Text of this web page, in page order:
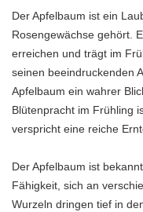
Der Apfelbaum ist ein
Rosengewächse gehört.
erreichen und trägt im
seinen beeindruckenden
Apfelbaum ein wahrer
Blütenpracht im Frühling
verspricht eine reiche
Der Apfelbaum ist
Fähigkeit, sich an
Wurzeln dringen tief in